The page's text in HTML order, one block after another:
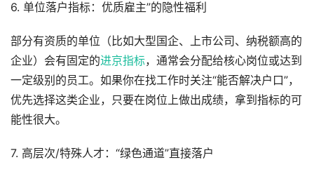
6. 单位落户指标：优质雇主”的隐性福利
部分有资质的单位（比如大型国企、上市公司、纳税额高的
企业）会有固定的进京指标，通常会分配给核心岗位或达到
一定级别的员工。如果你在找工作时关注“能否解决户口”，
优先选择这类企业，只要在岗位上做出成绩，拿到指标的可
能性很大。
7. 高层次/特殊人才：“绿色通道”直接落户